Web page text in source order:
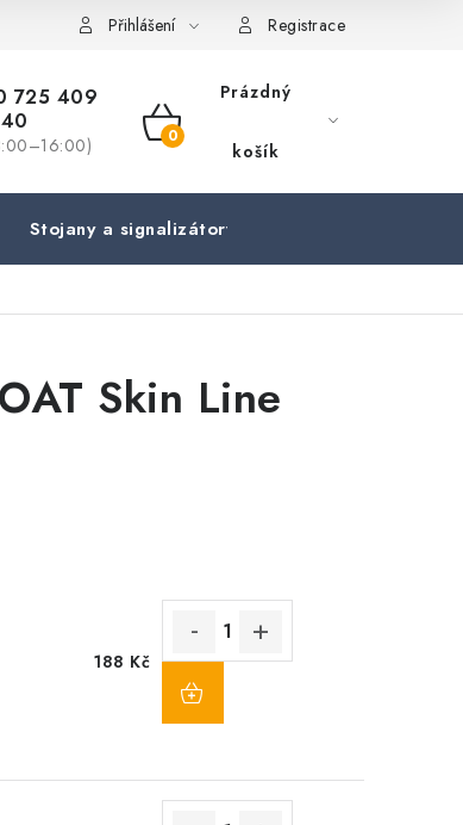
Přihlášení Registrace
725 409
NÁKUPNÍ
Prázdný
košík
Stojany a signalizátory
Skin Line
188 Kč